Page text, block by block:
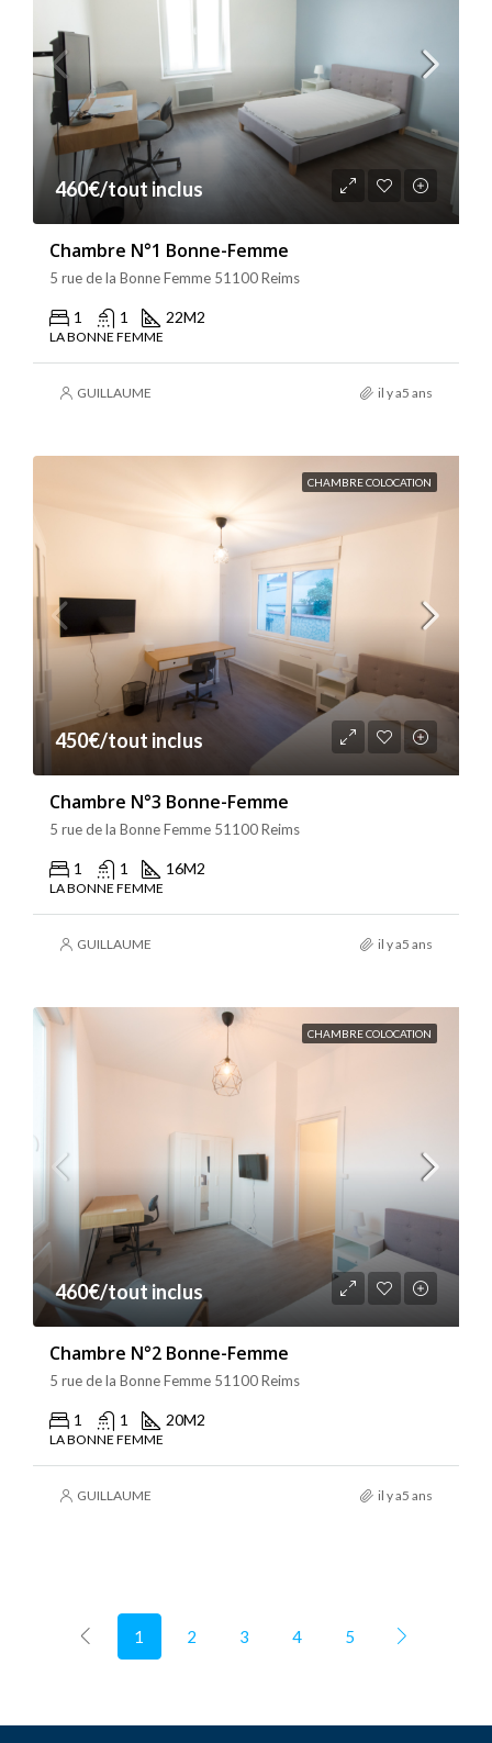
460€/tout inclus
Chambre N°1 Bonne-Femme
5 rue de la Bonne Femme 51100 Reims
1 1 22M2
LA BONNE FEMME
GUILLAUME il y a5 ans
CHAMBRE COLOCATION
450€/tout inclus
Chambre N°3 Bonne-Femme
5 rue de la Bonne Femme 51100 Reims
1 1 16M2
LA BONNE FEMME
GUILLAUME il y a5 ans
CHAMBRE COLOCATION
460€/tout inclus
Chambre N°2 Bonne-Femme
5 rue de la Bonne Femme 51100 Reims
1 1 20M2
LA BONNE FEMME
GUILLAUME il y a5 ans
1 2 3 4 5